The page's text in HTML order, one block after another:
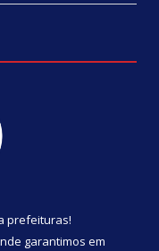
prefeituras!
garantimos em